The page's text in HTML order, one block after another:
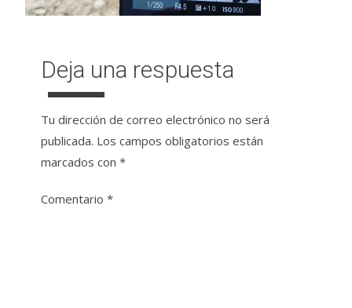
Deja una respuesta
Tu dirección de correo electrónico no será
publicada. Los campos obligatorios están
marcados con*
Comentario*